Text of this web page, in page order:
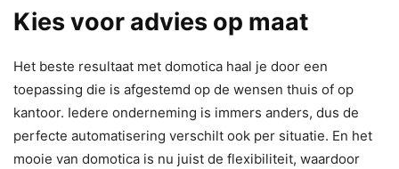
Kies voor advies op maat
Het beste resultaat met domotica haal je door een
toepassing die is afgestemd op de wensen thuis of op
kantoor. Iedere onderneming is immers anders, dus de
perfecte automatisering verschilt ook per situatie. En het
mooie van domotica is nu juist de flexibiliteit, waardoor